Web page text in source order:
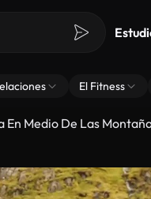
El Fitness
En Medio De Las